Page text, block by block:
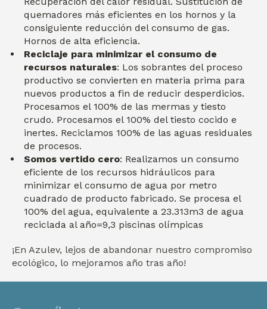
quemadores más eficientes en los hornos y la
consiguiente reducción del consumo de gas.
Hornos de alta eficiencia.
Reciclaje para minimizar el consumo de
recursos naturales: Los sobrantes del proceso
productivo se convierten en materia prima para
nuevos productos a fin de reducir desperdicios.
Procesamos el 100% de las mermas y tiesto
crudo. Procesamos el 100% del tiesto cocido e
inertes. Reciclamos 100% de las aguas residuales
de procesos.
Somos vertido cero: Realizamos un consumo
eficiente de los recursos hidráulicos para
minimizar el consumo de agua por metro
cuadrado de producto fabricado. Se procesa el
100% del agua, equivalente a 23.313m3 de agua
reciclada al año=9,3 piscinas olímpicas
¡En Azulev, lejos de abandonar nuestro compromiso
ecológico, lo mejoramos año tras año!